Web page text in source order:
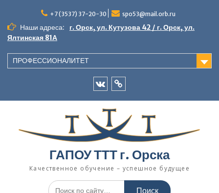
содержимому
+7 (3537) 37-20-30 spo53@mail.orb.ru
Наши адреса:
г. Орск, ул. Кутузова 42 / г. Орск, ул.
Ялтинская 81А
ПРОФЕССИОНАЛИТЕТ
ГАПОУ ТТТ г. Орска
Качественное обучение – успешное будущее
Искать: